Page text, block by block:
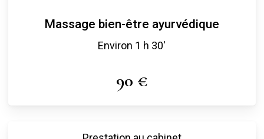
Massage bien-être ayurvédique
Environ 1 h 30′
90 €